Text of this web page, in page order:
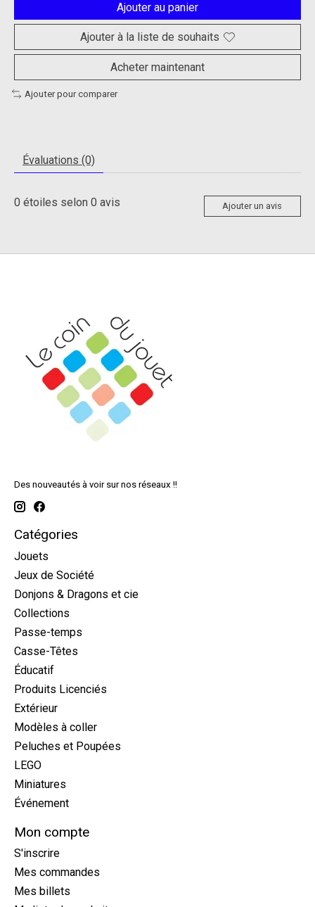
Ajouter au panier
Ajouter à la liste de souhaits
Acheter maintenant
Ajouter pour comparer
Évaluations (0)
0 étoiles selon 0 avis Ajouter un avis
Des nouveautés à voir sur nos réseaux !!
Catégories
Jouets
Jeux de Société
Donjons & Dragons et cie
Collections
Passe-temps
Casse-Têtes
Éducatif
Produits Licenciés
Extérieur
Modèles à coller
Peluches et Poupées
LEGO
Miniatures
Événement
Mon compte
S'inscrire
Mes commandes
Mes billets